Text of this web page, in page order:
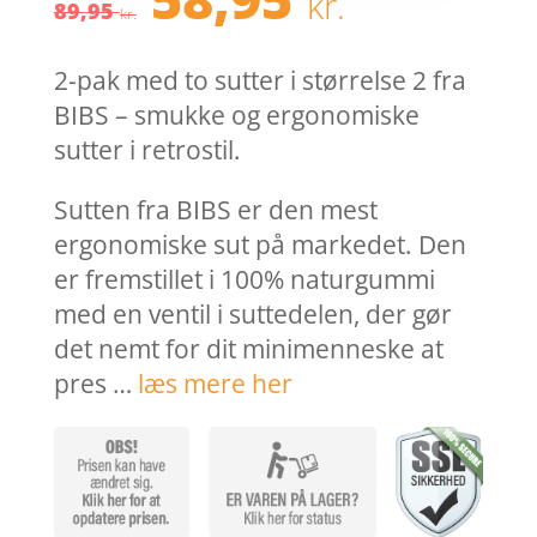
89,95kr. oprindelige
pris
var:
89,95 kr..
pris
er:
58,95
2-pak med to sutter i størrelse 2 fra
BIBS – smukke og ergonomiske
sutter i retrostil.
Sutten fra BIBS er den mest
ergonomiske sut på markedet. Den
er fremstillet i 100% naturgummi
med en ventil i suttedelen, der gør
det nemt for dit minimenneske at
pres … læs mere her